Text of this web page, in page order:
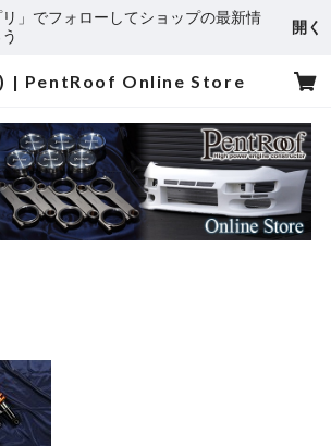
リ」でフォローしてショップの最新情
開く
| PentRoof Online Store